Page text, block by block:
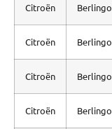
Citroën Berlingo
Citroën Berlingo
Citroën Berlingo
Citroën Berlingo